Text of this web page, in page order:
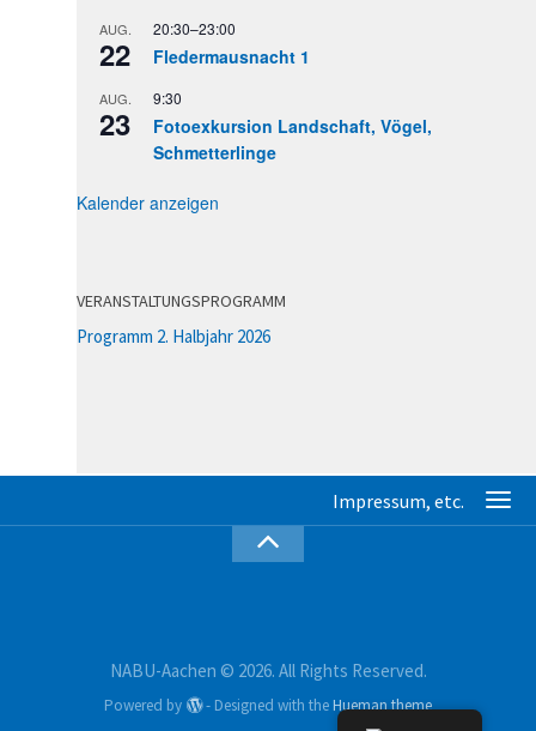
AUG.
22
20:30–23:00
Fledermausnacht 1
AUG.
23
9:30
Fotoexkursion Landschaft, Vögel,
Schmetterlinge
Kalender anzeigen
VERANSTALTUNGSPROGRAMM
Programm 2. Halbjahr 2026
NABU-Aachen © 2026. All Rights Reserved.
Powered by - Designed with theHueman theme